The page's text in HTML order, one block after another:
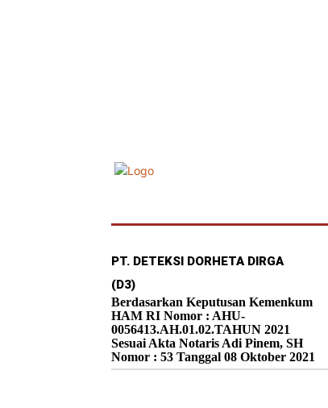
PT. DETEKSI DORHETA DIRGA
(D3)
Berdasarkan Keputusan Kemenkum
HAM RI Nomor : AHU-
0056413.AH.01.02.TAHUN 2021
Sesuai Akta Notaris Adi Pinem, SH
Nomor : 53 Tanggal 08 Oktober 2021